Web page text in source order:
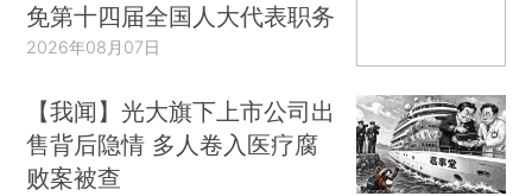
免第十四届全国人大代表职务
2026年08月07日
【我闻】光大旗下上市公司出
售背后隐情 多人卷入医疗腐
败案被查